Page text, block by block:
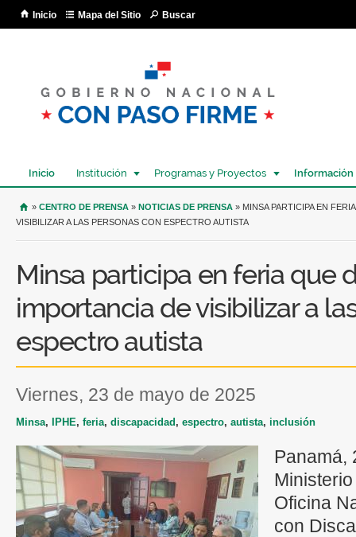
Inicio Mapa del Sitio Buscar
Inicio Institución Programas y Proyectos Información
USTED SE ENCUENTRA AQUÍ
» CENTRO DE PRENSA » NOTICIAS DE PRENSA » MINSA PARTICIPA EN
VISIBILIZAR A LAS PERSONAS CON ESPECTRO AUTISTA
Minsa participa en feria que
importancia de visibilizar a
espectro autista
viernes, 23 de mayo de 2025
Minsa, IPHE, feria, discapacidad , espectro, autista, inclusión
Panamá,
Oficina
con